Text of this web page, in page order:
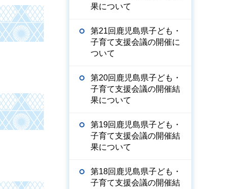
果について
第21回鹿児島県子ども・
子育て支援会議の開催に
ついて
第20回鹿児島県子ども・
子育て支援会議の開催結
果について
第19回鹿児島県子ども・
子育て支援会議の開催結
果について
第18回鹿児島県子ども・
子育て支援会議の開催結